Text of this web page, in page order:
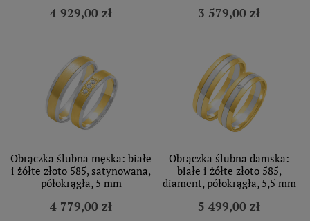
4 929,00 zł 3 579,00 zł
Obrączka ślubna męska: białe
i żółte złoto 585, satynowana,
półokrągła, 5 mm
4 779,00 zł
Obrączka ślubna damska:
białe i żółte złoto 585,
diament, półokrągła, 5,5 mm
5 499,00 zł